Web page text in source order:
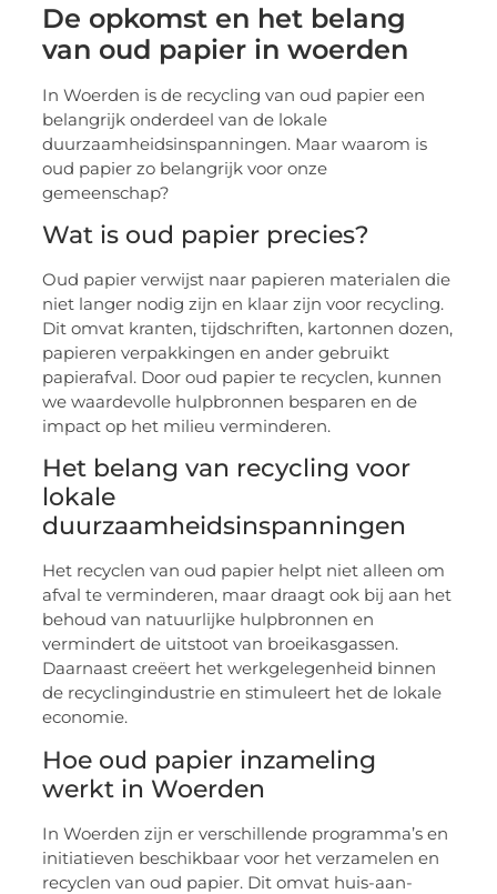
De opkomst en het belang
van oud papier in woerden
In Woerden is de recycling van oud papier een
belangrijk onderdeel van de lokale
duurzaamheidsinspanningen. Maar waarom is
oud papier zo belangrijk voor onze
gemeenschap?
Wat is oud papier precies?
Oud papier verwijst naar papieren materialen die
niet langer nodig zijn en klaar zijn voor recycling.
Dit omvat kranten, tijdschriften, kartonnen dozen,
papieren verpakkingen en ander gebruikt
papierafval. Door oud papier te recyclen, kunnen
we waardevolle hulpbronnen besparen en de
impact op het milieu verminderen.
Het belang van recycling voor
lokale
duurzaamheidsinspanningen
Het recyclen van oud papier helpt niet alleen om
afval te verminderen, maar draagt ook bij aan het
behoud van natuurlijke hulpbronnen en
vermindert de uitstoot van broeikasgassen.
Daarnaast creëert het werkgelegenheid binnen
de recyclingindustrie en stimuleert het de lokale
economie.
Hoe oud papier inzameling
werkt in Woerden
In Woerden zijn er verschillende programma’s en
initiatieven beschikbaar voor het verzamelen en
recyclen van oud papier. Dit omvat huis-aan-